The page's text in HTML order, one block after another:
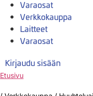
Varaosat
Verkkokauppa
Laitteet
Varaosat
Kirjaudu sisään
Etusivu